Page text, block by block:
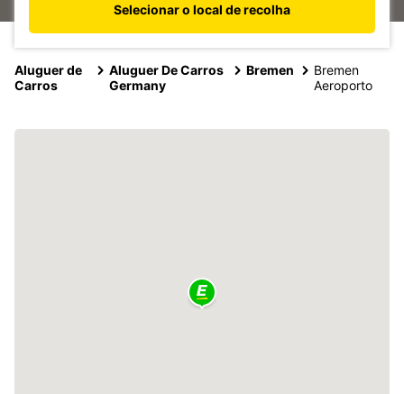
Selecionar o local de recolha
Aluguer de
Carros
Aluguer De Carros
Germany
Bremen
Bremen
Aeroporto